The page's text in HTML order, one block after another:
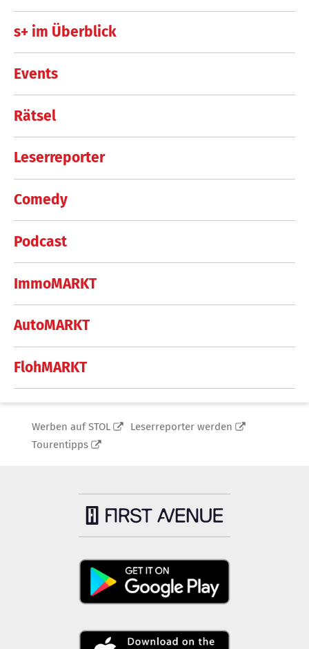
s+ im Überblick
Events
Rätsel
Leserreporter
Comedy
Podcast
ImmoMARKT
AutoMARKT
FlohMARKT
Werben auf STOL
Leserreporter werden
Tourentipps